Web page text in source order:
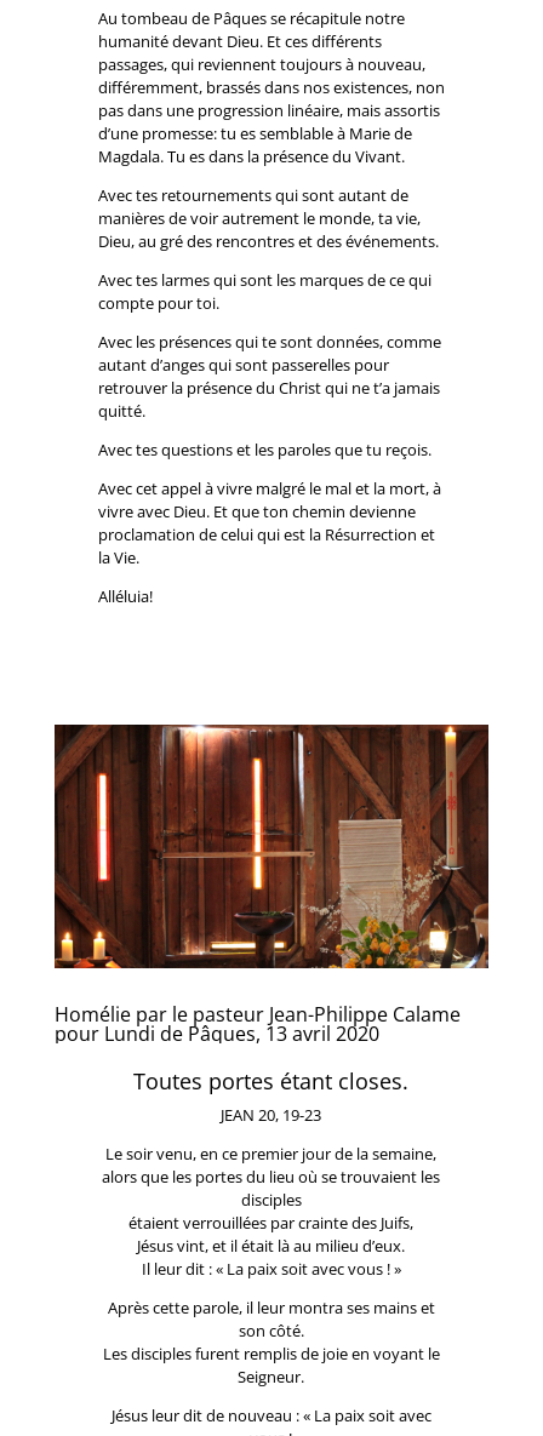
Au tombeau de Pâques se récapitule notre
humanité devant Dieu. Et ces différents
passages, qui reviennent toujours à nouveau,
différemment, brassés dans nos existences, non
pas dans une progression linéaire, mais assortis
d’une promesse: tu es semblable à Marie de
Magdala. Tu es dans la présence du Vivant.
Avec tes retournements qui sont autant de
manières de voir autrement le monde, ta vie,
Dieu, au gré des rencontres et des événements.
Avec tes larmes qui sont les marques de ce qui
compte pour toi.
Avec les présences qui te sont données, comme
autant d’anges qui sont passerelles pour
retrouver la présence du Christ qui ne t’a jamais
quitté.
Avec tes questions et les paroles que tu reçois.
Avec cet appel à vivre malgré le mal et la mort, à
vivre avec Dieu. Et que ton chemin devienne
proclamation de celui qui est la Résurrection et
la Vie.
Alléluia!
Homélie par le pasteur Jean-Philippe Calame
pour Lundi de Pâques, 13 avril 2020
Toutes portes étant closes.
JEAN 20, 19-23
Le soir venu, en ce premier jour de la semaine,
alors que les portes du lieu où se trouvaient les
disciples
étaient verrouillées par crainte des Juifs,
Jésus vint, et il était là au milieu d’eux.
Il leur dit : « La paix soit avec vous ! »
Après cette parole, il leur montra ses mains et
son côté.
Les disciples furent remplis de joie en voyant le
Seigneur.
Jésus leur dit de nouveau : « La paix soit avec